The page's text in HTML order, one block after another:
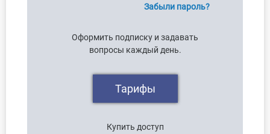
Забыли пароль?
Оформить подписку и задавать
вопросы каждый день.
Тарифы
Купить доступ